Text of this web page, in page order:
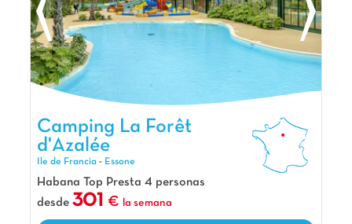
Alójese en un cómodo bungalow con terraza. ¡Le
esperan unas vacaciones inolvidables!
La opinión de Carolina
Si buscas un camping donde el aburrimiento
esté prohibido, ¡entonces Capfun Village Parisien
el Parque Astérix, es el cuartel general perfecto
para aventureros en busca de emociones fuertes
y noches 100 % divertidas.
Nuestros Extras
Camping La Forêt d'Azalée, Camping Ile de Francia
Camping La Forêt
d'Azalée
Ile de Francia - Essone
Habana Top Presta 4 personas
desde 301 la semana